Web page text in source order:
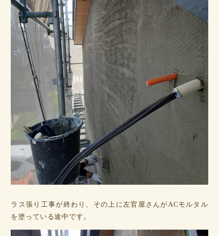
ラス張り工事が終わり、その上に左官屋さんがACモルタル
を塗っている途中です。